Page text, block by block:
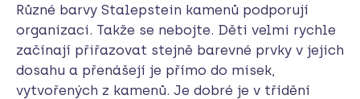
Různé barvy Stalepstein kamenů podporují
organizaci. Takže se nebojte. Děti velmi rychle
začínají přiřazovat stejně barevné prvky v jejich
dosahu a přenášejí je přímo do misek,
vytvořených z kamenů. Je dobré je v třídění